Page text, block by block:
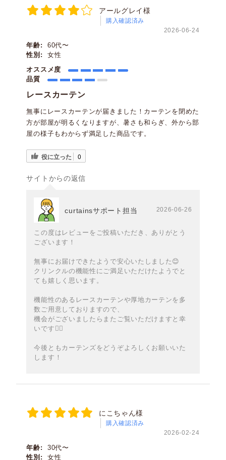
アールグレイ様
購入確認済み
2026-06-24
年齢:
60代〜
性別:
女性
オススメ度
品質
レースカーテン
無事にレースカーテンが届きました！カーテンを閉めた
方が部屋が明るくなりますが、暑さも和らぎ、外から部
屋の様子もわからず満足した商品です。
役に立った 0
サイトからの返信
curtainsサポート担当 2026-06-26
この度はレビューをご投稿いただき、ありがとう
ございます！
無事にお届けできたようで安心いたしました😊
クリンクルの機能性にご満足いただけたようでと
ても嬉しく思います。
機能性のあるレースカーテンや厚地カーテンを多
数ご用意しておりますので、
機会がございましたらまたご覧いただけますと幸
いです🙇‍♀️
今後ともカーテンズをどうぞよろしくお願いいた
します！
にこちゃん様
購入確認済み
2026-02-24
年齢:
30代〜
性別:
女性